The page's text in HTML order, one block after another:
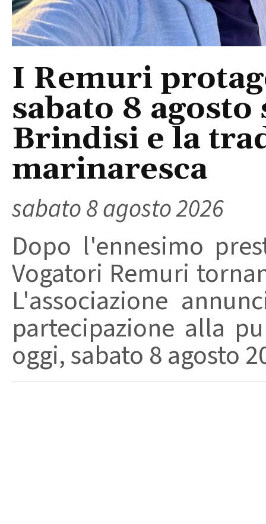
I Remuri
sabato 8
Brindisi e la
marinaresca
sabato 8 agosto 2026
Dopo l'ennesimo
Vogatori Remuri
L'associazione
partecipazione alla
oggi, sabato 8 agosto